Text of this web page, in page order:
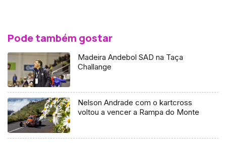
Pode também gostar
Madeira Andebol SAD na Taça
Challange
Nelson Andrade com o kartcross
voltou a vencer a Rampa do Monte